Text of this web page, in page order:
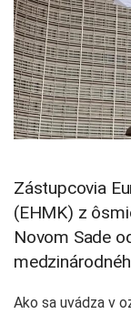
Zástupcovia
(EHMK) z
Novom Sade
Ako sa uvádza v